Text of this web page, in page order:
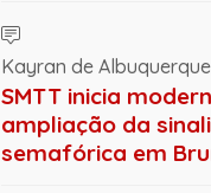
Kayran de
SMTT inicia
ampliação da
semafórica em